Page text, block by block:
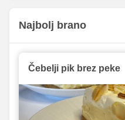
Najbolj brano
Čebelji pik brez peke